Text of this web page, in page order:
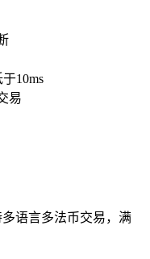
10ms
易
语言多法币交易，满